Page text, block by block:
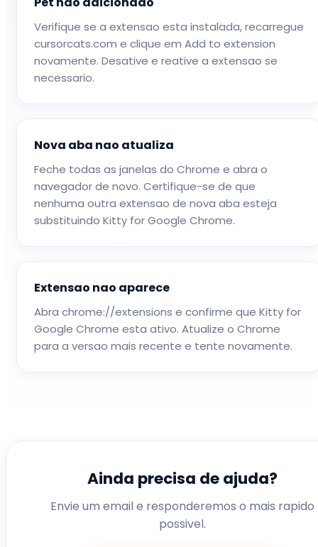
Verifique se a extensao esta instalada, recarregue
cursorcats.com e clique em Add to extension
novamente. Desative e reative a extensao se
necessario.
Nova aba nao atualiza
Feche todas as janelas do Chrome e abra o
navegador de novo. Certifique-se de que
nenhuma outra extensao de nova aba esteja
substituindo Kitty for Google Chrome.
Extensao nao aparece
Abra chrome://extensions e confirme que Kitty for
Google Chrome esta ativo. Atualize o Chrome
para a versao mais recente e tente novamente.
Ainda precisa de ajuda?
Envie um email e responderemos o mais rapido
possivel.